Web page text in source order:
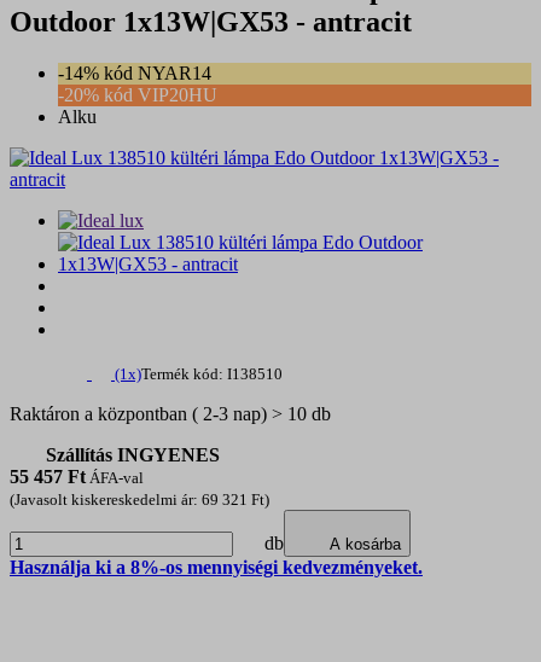
Outdoor 1x13W|GX53 - antracit
-14% kód NYAR14
-20% kód VIP20HU
Alku
(1x)Termék kód: I138510
Raktáron a központban ( 2-3 nap) > 10 db
Szállítás INGYENES
55 457 Ft ÁFA-val
(Javasolt kiskereskedelmi ár: 69 321 Ft)
db A kosárba
Használja ki a 8%-os mennyiségi kedvezményeket.